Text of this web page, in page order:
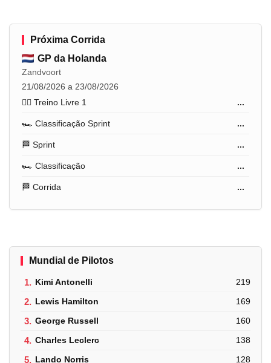
Próxima Corrida
GP da Holanda
Zandvoort
21/08/2026 a 23/08/2026
🏋️‍♂️ Treino Livre 1
...
🏎️ Classificação Sprint ...
🏁 Sprint ...
🏎️ Classificação ...
🏁 Corrida ...
Mundial de Pilotos
1. Kimi Antonelli 219
2. Lewis Hamilton 169
3. George Russell 160
4. Charles Leclerc 138
5. Lando Norris 128